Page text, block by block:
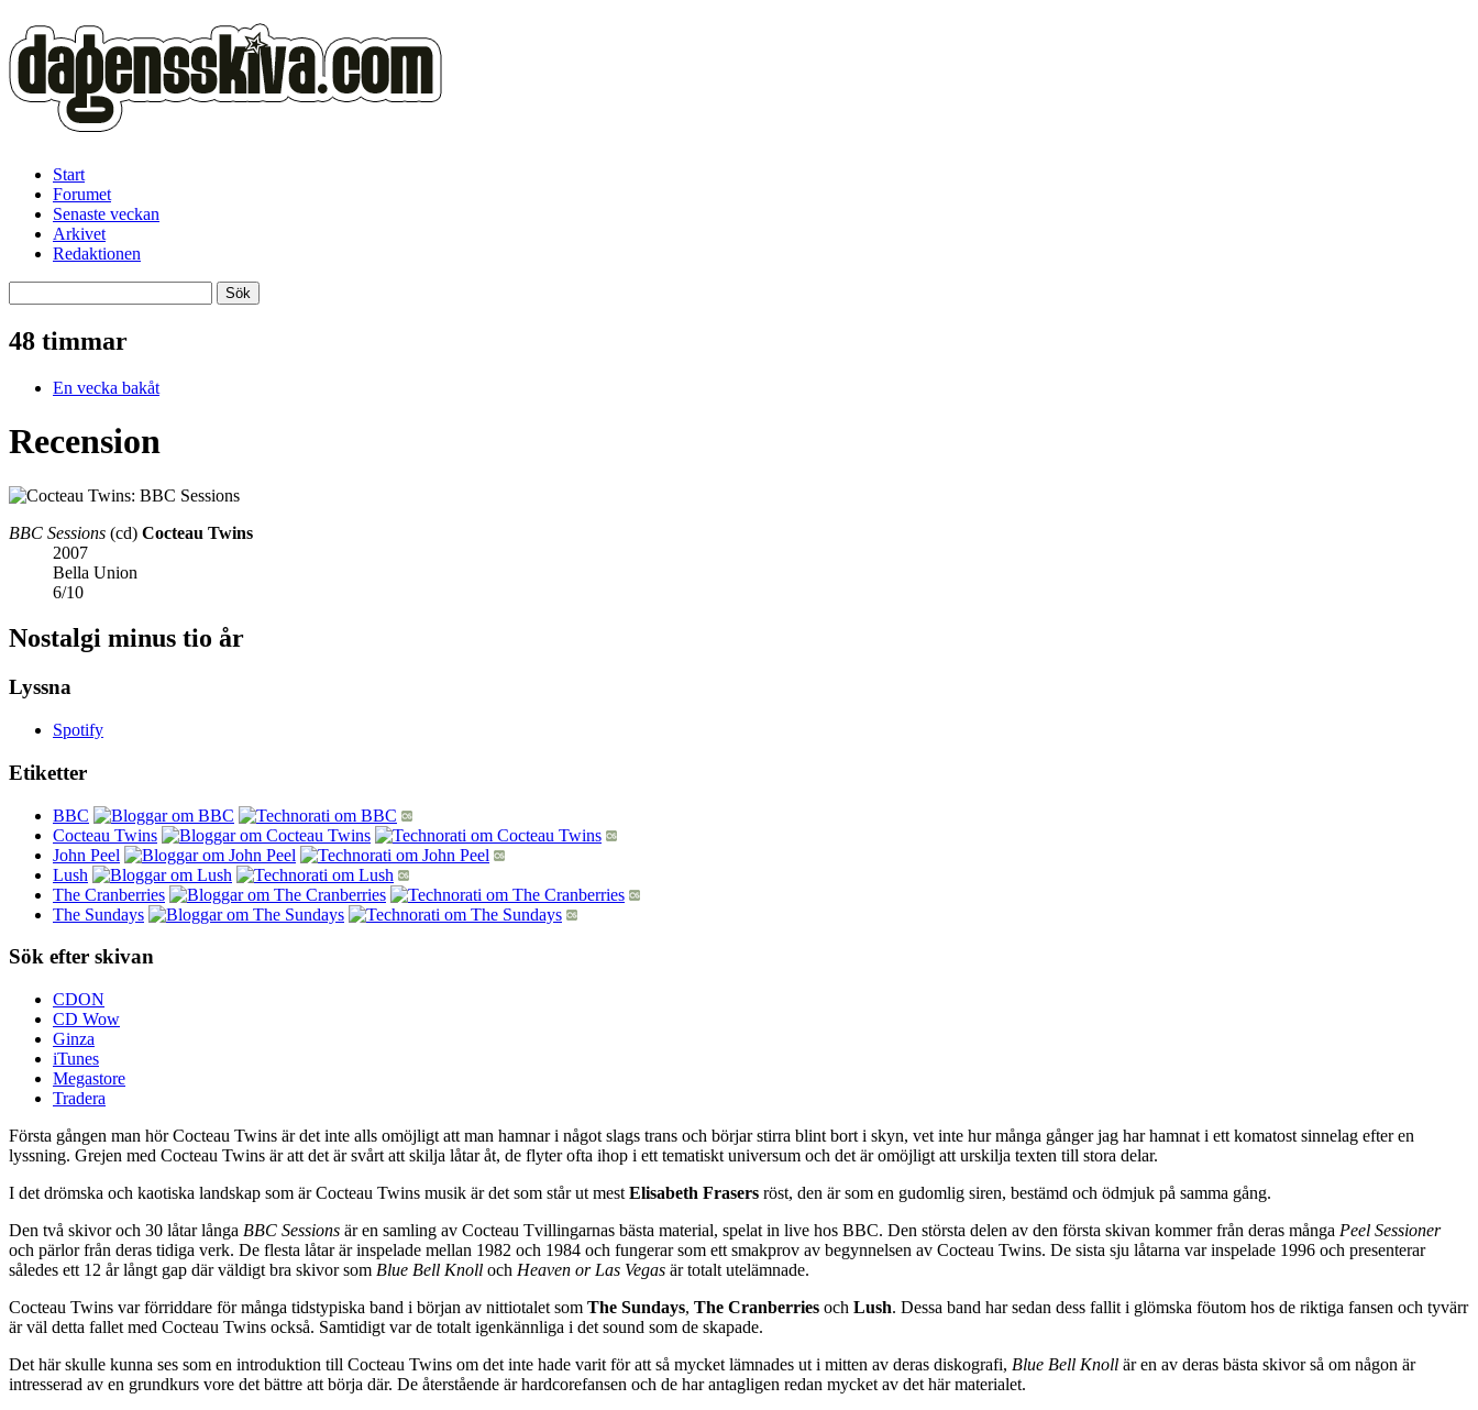
Start
Forumet
Senaste veckan
Arkivet
Redaktionen
48 timmar
En vecka bakåt
Recension
BBC Sessions (cd) Cocteau Twins
2007
Bella Union
6/10
Nostalgi minus tio år
Lyssna
Spotify
Etiketter
BBC
Cocteau Twins
John Peel
Lush
The Cranberries
The Sundays
Sök efter skivan
CDON
CD Wow
Ginza
iTunes
Megastore
Tradera
Första gången man hör Cocteau Twins är det inte alls omöjligt att man hamnar i något slags trans och börjar stirra blint bort i skyn, vet inte hur många gånger jag har hamnat i ett komatost sinnelag efter en
lyssning. Grejen med Cocteau Twins är att det är svårt att skilja låtar åt, de flyter ofta ihop i ett tematiskt universum och det är omöjligt att urskilja texten till stora delar.
I det drömska och kaotiska landskap som är Cocteau Twins musik är det som står ut mest Elisabeth Frasers röst, den är som en gudomlig siren, bestämd och ödmjuk på samma gång.
Den två skivor och 30 låtar långa BBC Sessions är en samling av Cocteau Tvillingarnas bästa material, spelat in live hos BBC. Den största delen av den första skivan kommer från deras många Peel Sessioner
och pärlor från deras tidiga verk. De flesta låtar är inspelade mellan 1982 och 1984 och fungerar som ett smakprov av begynnelsen av Cocteau Twins. De sista sju låtarna var inspelade 1996 och presenterar
således ett 12 år långt gap där väldigt bra skivor som Blue Bell Knoll och Heaven or Las Vegas är totalt utelämnade.
Cocteau Twins var förriddare för många tidstypiska band i början av nittiotalet som The Sundays, The Cranberries och Lush. Dessa band har sedan dess fallit i glömska föutom hos de riktiga fansen och tyvärr
är väl detta fallet med Cocteau Twins också. Samtidigt var de totalt igenkännliga i det sound som de skapade.
Det här skulle kunna ses som en introduktion till Cocteau Twins om det inte hade varit för att så mycket lämnades ut i mitten av deras diskografi, Blue Bell Knoll är en av deras bästa skivor så om någon är
intresserad av en grundkurs vore det bättre att börja där. De återstående är hardcorefansen och de har antagligen redan mycket av det här materialet.